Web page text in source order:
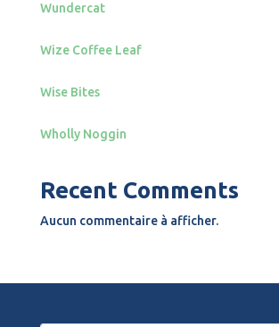
Wundercat
Wize Coffee Leaf
Wise Bites
Wholly Noggin
Recent Comments
Aucun commentaire à afficher.